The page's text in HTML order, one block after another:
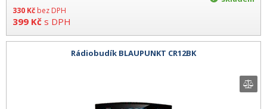
330 Kč bez DPH
399 Kč s DPH
Rádiobudík BLAUPUNKT CR12BK